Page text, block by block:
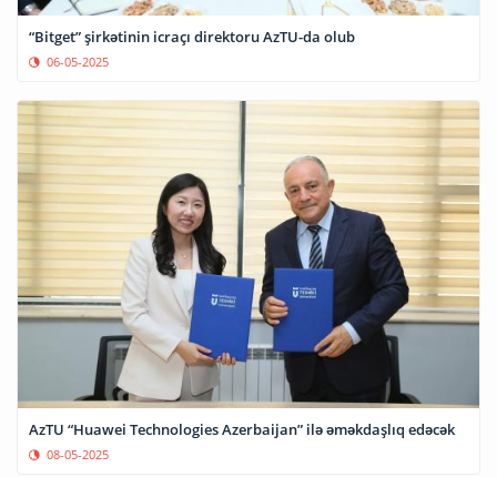
“Bitget” şirkətinin icraçı direktoru AzTU-da olub
06-05-2025
AzTU “Huawei Technologies Azerbaijan” ilə əməkdaşlıq edəcək
08-05-2025